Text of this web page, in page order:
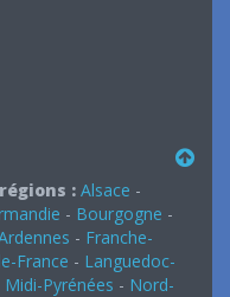
: Alsace -
- Bourgogne -
- Franche-
France - Languedoc-
Midi-Pyrénées - Nord-